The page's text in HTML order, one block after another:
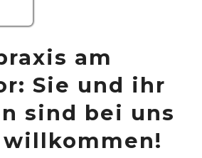
am
Sie und ihr
sind bei uns